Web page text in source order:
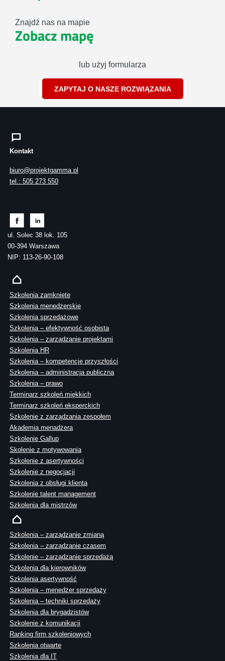
Znajdź nas na mapie
Zobacz mapę
lub użyj formularza
ZAPYTAJ O NASZE ROZWIĄZANIA
Kontakt
biuro@projektgamma.pl
tel.: 505 273 550
ul. Solec 38 lok. 105
00-394 Warszawa
NIP: 113-26-90-108
Szkolenia zamknięte
Szkolenia menedżerskie
Szkolenia sprzedażowe
Szkolenia – efektywność osobista
Szkolenia – zarządzanie projektami
Szkolenia HR
Szkolenia – kompetencje przyszłości
Szkolenia – administracja publiczna
Szkolenia – prawo
Terminarz szkoleń miękkich
Terminarz szkoleń eksperckich
Szkolenie z zarządzania zespołem
Akademia menadżera
Szkolenie Gallup
Skolenie z motywowania
Szkolenie z asertywności
Szkolenie z negocjacji
Szkolenia z obsługi klienta
Szkolenie talent management
Szkolenia dla mistrzów
Szkolenia – zarządzanie zmianą
Szkolenia – zarządzanie czasem
Szkolenie – zarządzanie sprzedażą
Szkolenia dla kierowników
Szkolenia asertywność
Szkolenia – menedżer sprzedaży
Szkolenia – techniki sprzedaży
Szkolenia dla brygadzistów
Szkolenie z komunikacji
Ranking firm szkoleniowych
Szkolenia otwarte
Szkolenia dla IT